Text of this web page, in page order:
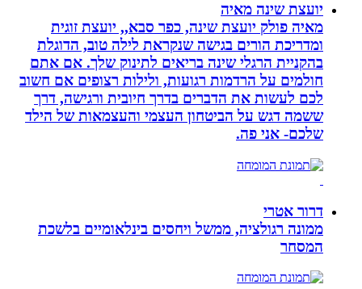
יועצת שינה מאיה
מאיה פולק יועצת שינה, כפר סבא,, יועצת זוגית
ומדריכת הורים בגישה שנקראת לילה טוב, הדוגלת
בהקניית הרגלי שינה בריאים לתינוק שלך. אם אתם
חולמים על הרדמות רגועות, ולילות רצופים אם חשוב
לכם לעשות את הדברים בדרך חיובית ורגישה, דרך
ששמה דגש על הביטחון העצמי והעצמאות של הילד
שלכם- אני פה.
דרור אטרי
ממונה רגולציה, ממשל ויחסים בינלאומיים בלשכת
המסחר